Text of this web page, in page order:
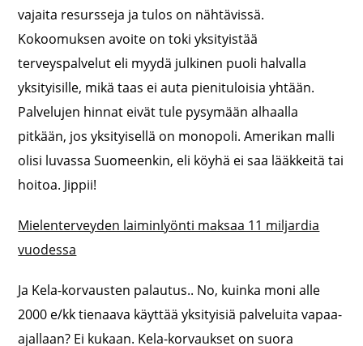
vajaita resursseja ja tulos on nähtävissä.
Kokoomuksen avoite on toki yksityistää
terveyspalvelut eli myydä julkinen puoli halvalla
yksityisille, mikä taas ei auta pienituloisia yhtään.
Palvelujen hinnat eivät tule pysymään alhaalla
pitkään, jos yksityisellä on monopoli. Amerikan malli
olisi luvassa Suomeenkin, eli köyhä ei saa lääkkeitä tai
hoitoa. Jippii!
Mielenterveyden laiminlyönti maksaa 11 miljardia
vuodessa
Ja Kela-korvausten palautus.. No, kuinka moni alle
2000 e/kk tienaava käyttää yksityisiä palveluita vapaa-
ajallaan? Ei kukaan. Kela-korvaukset on suora